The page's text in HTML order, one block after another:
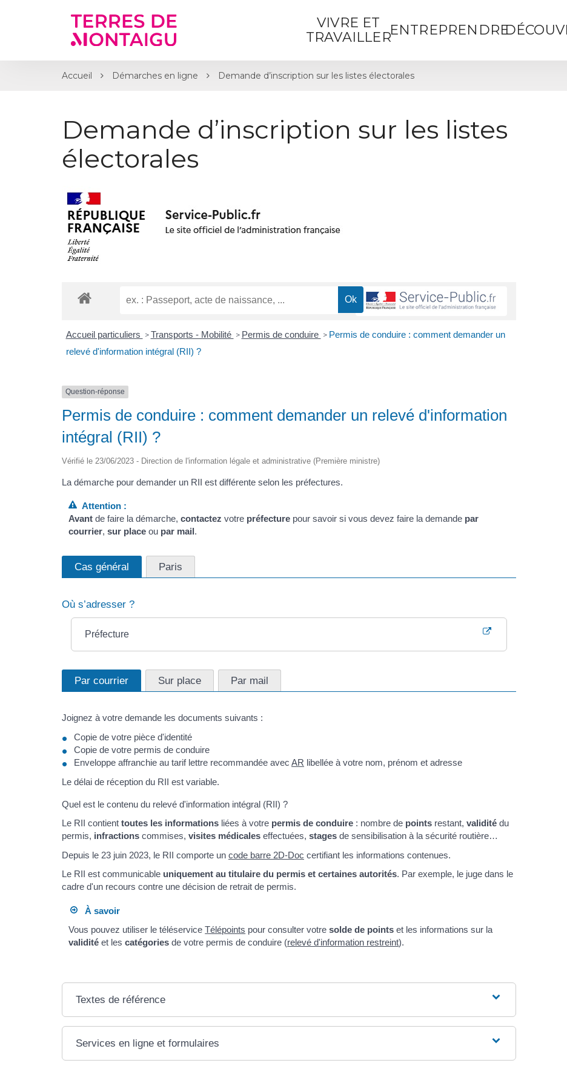
VIVRE ET
TRAVAILLERENTREPRENDRE
Accueil Démarches en ligne Demande d’inscription sur les listes électorales
Demande d’inscription sur les listes
électorales
Accueil particuliers > Transports - Mobilité > Permis de conduire > Permis de conduire : comment demander un
relevé d'information intégral (RII) ?
Question-réponse
Permis de conduire : comment demander un relevé d'information
intégral (RII) ?
Vérifié le 23/06/2023 - Direction de l'information légale et administrative (Première ministre)
La démarche pour demander un RII est différente selon les préfectures.
Attention :
Avant de faire la démarche,contactez votre préfecture pour savoir si vous devez faire la demande par
courrier,sur place ou par mail.
Cas général Paris
Où s’adresser ?
Préfecture
Par courrier Sur place Par mail
Joignez à votre demande les documents suivants :
Copie de votre pièce d'identité
Copie de votre permis de conduire
Enveloppe affranchie au tarif lettre recommandée avec AR libellée à votre nom, prénom et adresse
Le délai de réception du RII est variable.
Quel est le contenu du relevé d'information intégral (RII) ?
Le RII contient toutes les informations liées à votre permis de conduire : nombre de points restant, validité du
permis, infractions commises, visites médicales effectuées, stages de sensibilisation à la sécurité routière…
Depuis le 23 juin 2023, le RII comporte un code barre 2D-Doc certifiant les informations contenues.
Le RII est communicable uniquement au titulaire du permis et certaines autorités. Par exemple, le juge dans le
cadre d'un recours contre une décision de retrait de permis.
À savoir
Vous pouvez utiliser le téléserviceTélépoints pour consulter votresolde de points et les informations sur la
validité et lescatégories de votre permis de conduire (relevé d'information restreint).
Textes de référence
Services en ligne et formulaires